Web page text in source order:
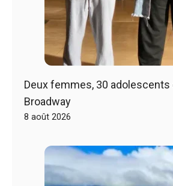
Deux femmes, 30 adolescents
Broadway
8 août 2026